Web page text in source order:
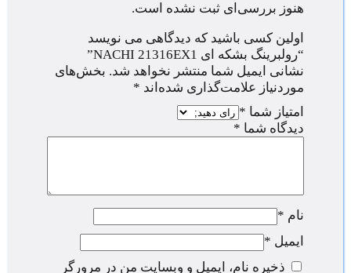
هنوز بررسی‌ای ثبت نشده است.
اولین کسی باشید که دیدگاهی می نویسد
“رولبرینگ بشکه ای NACHI 21316EX1”
نشانی ایمیل شما منتشر نخواهد شد. بخش‌های
موردنیاز علامت‌گذاری شده‌اند *
امتیاز شما *
دیدگاه شما *
نام *
ایمیل *
ذخیره نام، ایمیل و وبسایت من در مرورگر